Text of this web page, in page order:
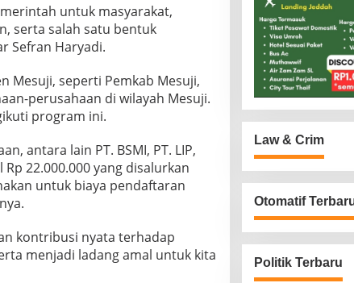
untuk masyarakat,
serta salah satu bentuk
Sefran Haryadi.
Mesuji, seperti Pemkab Mesuji,
perusahaan di wilayah Mesuji.
program ini.
antara lain PT. BSMI, PT. LIP,
Rp 22.000.000 yang disalurkan
untuk biaya pendaftaran
kontribusi nyata terhadap
menjadi ladang amal untuk kita
Law & Crim
Otomatif
Politik Terbaru